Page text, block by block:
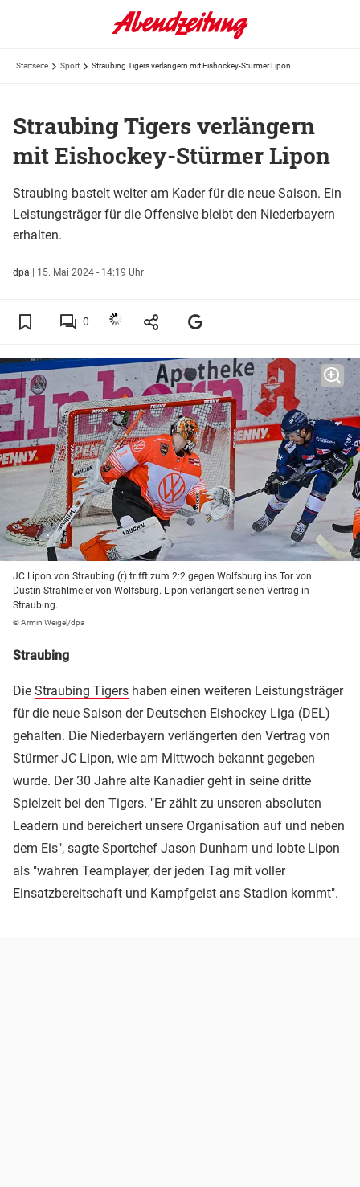
Startseite Sport Straubing Tigers verlängern mit Eishockey-Stürmer Lipon
Straubing Tigers verlängern
mit Eishockey-Stürmer Lipon
Straubing bastelt weiter am Kader für die neue Saison. Ein
Leistungsträger für die Offensive bleibt den Niederbayern
erhalten.
dpa | 15. Mai 2024 - 14:19 Uhr
0
JC Lipon von Straubing (r) trifft zum 2:2 gegen Wolfsburg ins Tor von
Dustin Strahlmeier von Wolfsburg. Lipon verlängert seinen Vertrag in
Straubing.
© Armin Weigel/dpa
Straubing
Die Straubing Tigers haben einen weiteren Leistungsträger
für die neue Saison der Deutschen Eishockey Liga (DEL)
gehalten. Die Niederbayern verlängerten den Vertrag von
Stürmer JC Lipon, wie am Mittwoch bekannt gegeben
wurde. Der 30 Jahre alte Kanadier geht in seine dritte
Spielzeit bei den Tigers. "Er zählt zu unseren absoluten
Leadern und bereichert unsere Organisation auf und neben
dem Eis", sagte Sportchef Jason Dunham und lobte Lipon
als "wahren Teamplayer, der jeden Tag mit voller
Einsatzbereitschaft und Kampfgeist ans Stadion kommt".